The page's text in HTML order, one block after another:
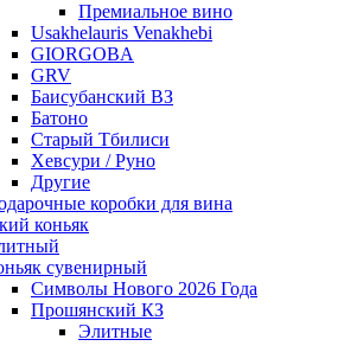
Премиальное вино
Usakhelauris Venakhebi
GIORGOBA
GRV
Баисубанский ВЗ
Батоно
Старый Тбилиси
Хевсури / Руно
Другие
коробки для вина
коньяк
сувенирный
Символы Нового 2026 Года
Прошянский КЗ
Элитные